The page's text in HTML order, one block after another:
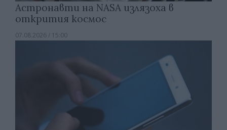
Астронавти на NASA излязоха в
открития космос
07.08.2026 / 15:00